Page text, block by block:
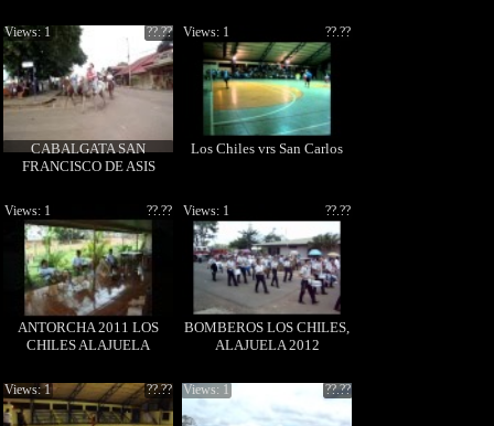
CABALGATA SAN
FRANCISCO DE ASIS
??.??
Views: 1
Los Chiles vrs San Carlos
??.??
Views: 1
ANTORCHA 2011 LOS
CHILES ALAJUELA
??.??
Views: 1
BOMBEROS LOS CHILES,
ALAJUELA 2012
??.??
Views: 1
??.??
Views: 1 ??.??
Views: 1